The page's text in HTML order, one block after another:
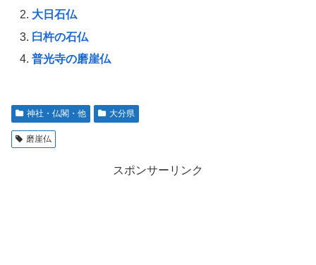
大日石仏
臼杵の石仏
普光寺の磨崖仏
神社・仏閣・他 大分県
磨崖仏
スポンサーリンク